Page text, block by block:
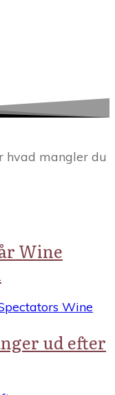
hvad mangler du
Wine
Wine
ud efter